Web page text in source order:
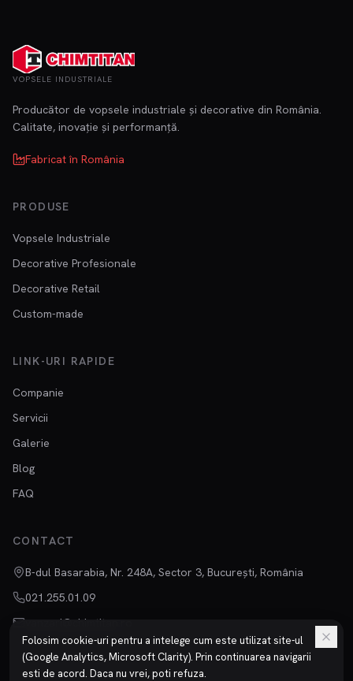
VOPSELE INDUSTRIALE
Producător de vopsele industriale și decorative din România.
Calitate, inovație și performanță.
Fabricat în România
PRODUSE
Vopsele Industriale
Decorative Profesionale
Decorative Retail
Custom-made
LINK-URI RAPIDE
Companie
Servicii
Galerie
Blog
FAQ
CONTACT
B-dul Basarabia, Nr. 248A, Sector 3, București, România
021.255.01.09
vanzari@chimtitan.ro
Folosim cookie-uri pentru a intelege cum este utilizat site-ul
(Google Analytics, Microsoft Clarity). Prin continuarea navigarii
esti de acord. Daca nu vrei, poti refuza.